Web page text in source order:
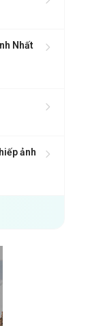
Nhất
ảnh